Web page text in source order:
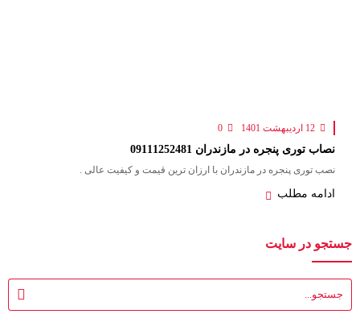
نصاب توری پنجره در مازندران 09111252481
نصب توری پنجره در مازندران با ارزان ترین قیمت و کیفیت عالی .
ادامه مطلب
جستجو در سایت